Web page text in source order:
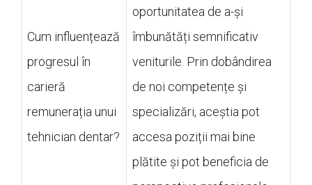
Cum influențează
progresul în
carieră
remunerația unui
tehnician dentar?
oportunitatea de a-și
îmbunătăți semnificativ
veniturile. Prin dobândirea
de noi competențe și
specializări, aceștia pot
accesa poziții mai bine
plătite și pot beneficia de